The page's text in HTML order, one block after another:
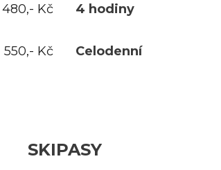
480,- Kč
550,- Kč
4 hodiny
Celodenní
SKIPASY